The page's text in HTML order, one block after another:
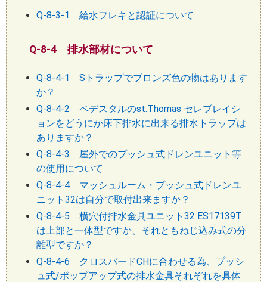
Q-8-3-1 給水フレキと認証について
Q-8-4 排水部材について
Q-8-4-1 Sトラップでブロンズ色の物はあります
か？
Q-8-4-2 ペデスタルのst.Thomas セレブレイシ
ョンをどうにか床下排水に出来る排水トラップは
ありますか？
Q-8-4-3 屋外でのプッシュ式ドレンユニット等
の使用について
Q-8-4-4 マッシュルーム・プッシュ式ドレンユ
ニット32は自分で取付出来ますか？
Q-8-4-5 横穴付排水金具ユニット32 ES17139T
は上部と一体型ですか、それともねじ込み式の分
離型ですか？
Q-8-4-6 クロスバードCHに合わせる為、プッシ
ュ式/ポップアップ式の排水金具それぞれを具体